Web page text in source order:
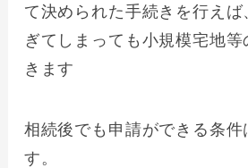
て決められた手続きを行えば
ぎてしまっても小規模宅地
きます
相続後でも申請ができる条
す。